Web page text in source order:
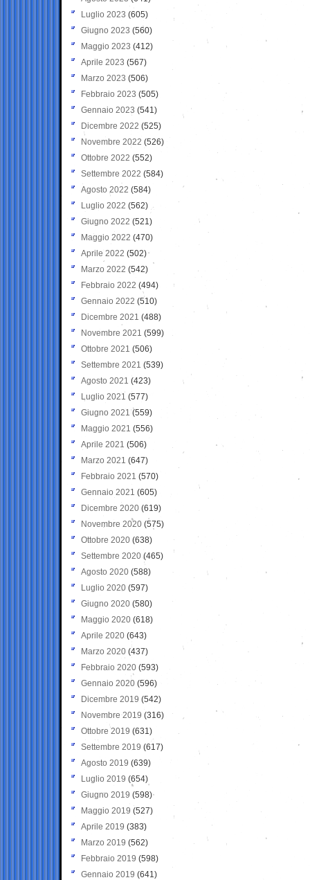
Luglio 2023 (605)
Giugno 2023 (560)
Maggio 2023 (412)
Aprile 2023 (567)
Marzo 2023 (506)
Febbraio 2023 (505)
Gennaio 2023 (541)
Dicembre 2022 (525)
Novembre 2022 (526)
Ottobre 2022 (552)
Settembre 2022 (584)
Agosto 2022 (584)
Luglio 2022 (562)
Giugno 2022 (521)
Maggio 2022 (470)
Aprile 2022 (502)
Marzo 2022 (542)
Febbraio 2022 (494)
Gennaio 2022 (510)
Dicembre 2021 (488)
Novembre 2021 (599)
Ottobre 2021 (506)
Settembre 2021 (539)
Agosto 2021 (423)
Luglio 2021 (577)
Giugno 2021(559)
Maggio 2021 (556)
Aprile 2021 (506)
Marzo 2021 (647)
Febbraio 2021 (570)
Gennaio 2021 (605)
Dicembre 2020 (619)
Novembre 2020 (575)
Ottobre 2020 (638)
Settembre 2020(465)
Agosto 2020 (588)
Luglio 2020 (597)
Giugno 2020 (580)
Maggio 2020 (618)
Aprile 2020 (643)
Marzo 2020 (437)
Febbraio 2020 (593)
Gennaio 2020 (596)
Dicembre 2019 (542)
Novembre 2019 (316)
Ottobre 2019 (631)
Settembre 2019 (617)
Agosto 2019 (639)
Luglio 2019 (654)
Giugno 2019 (598)
Maggio 2019 (527)
Aprile 2019 (383)
Marzo 2019 (562)
Febbraio 2019 (598)
Gennaio 2019 (641)